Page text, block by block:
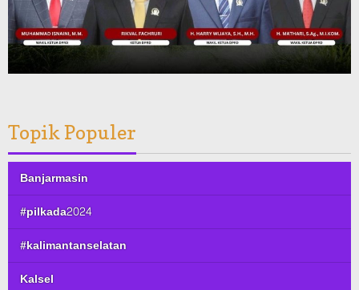
Topik Populer
Banjarmasin
#pilkada2024
#kalimantanselatan
Kalsel